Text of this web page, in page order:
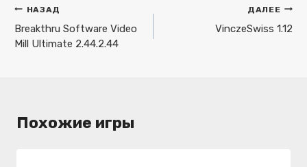
Навигация
по
записям
НАЗАД
Breakthru Software Video
Mill Ultimate 2.44.2.44
ДАЛЕЕ
VinczeSwiss 1.12
Похожие игры